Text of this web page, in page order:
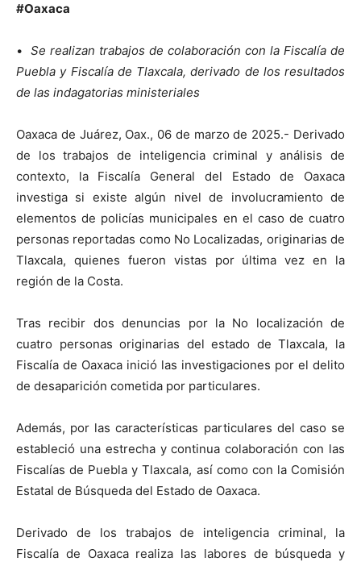
#Oaxaca
• Se realizan trabajos de colaboración con la Fiscalía de
Puebla y Fiscalía de Tlaxcala, derivado de los resultados
de las indagatorias ministeriales
Oaxaca de Juárez, Oax., 06 de marzo de 2025.- Derivado
de los trabajos de inteligencia criminal y análisis de
contexto, la Fiscalía General del Estado de Oaxaca
investiga si existe algún nivel de involucramiento de
elementos de policías municipales en el caso de cuatro
personas reportadas como No Localizadas, originarias de
Tlaxcala, quienes fueron vistas por última vez en la
región de la Costa.
Tras recibir dos denuncias por la No localización de
cuatro personas originarias del estado de Tlaxcala, la
Fiscalía de Oaxaca inició las investigaciones por el delito
de desaparición cometida por particulares.
Además, por las características particulares del caso se
estableció una estrecha y continua colaboración con las
Fiscalías de Puebla y Tlaxcala, así como con la Comisión
Estatal de Búsqueda del Estado de Oaxaca.
Derivado de los trabajos de inteligencia criminal, la
Fiscalía de Oaxaca realiza las labores de búsqueda y